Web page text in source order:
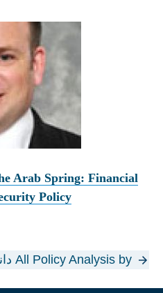
Arab Spring: Financial
Policy
All Policy Analysis by دانيال غليزر